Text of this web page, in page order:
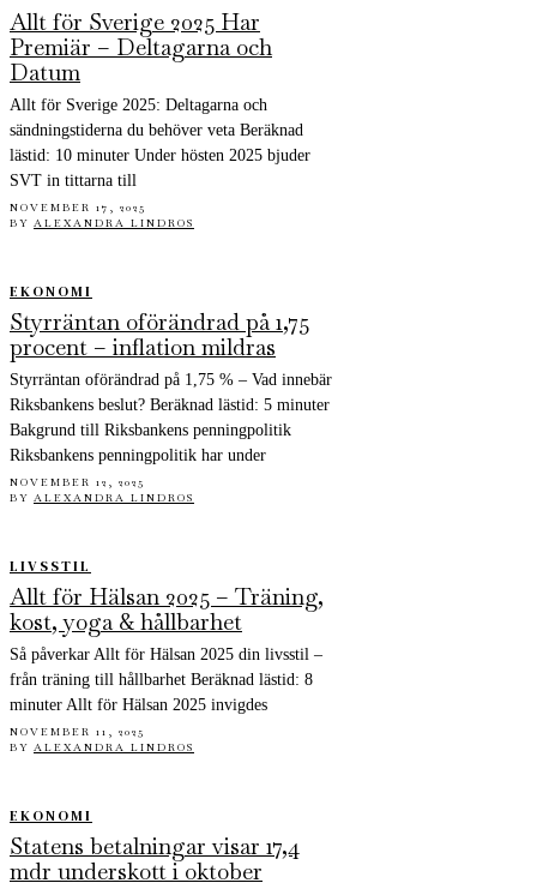
Allt för Sverige 2025 Har
Premiär – Deltagarna och
Datum
Allt för Sverige 2025: Deltagarna och
sändningstiderna du behöver veta Beräknad
lästid: 10 minuter Under hösten 2025 bjuder
SVT in tittarna till
NOVEMBER 17, 2025
BY ALEXANDRA LINDROS
EKONOMI
Styrräntan oförändrad på 1,75
procent – inflation mildras
Styrräntan oförändrad på 1,75 % – Vad innebär
Riksbankens beslut? Beräknad lästid: 5 minuter
Bakgrund till Riksbankens penningpolitik
Riksbankens penningpolitik har under
NOVEMBER 12, 2025
BY ALEXANDRA LINDROS
LIVSSTIL
Allt för Hälsan 2025 – Träning,
kost, yoga & hållbarhet
Så påverkar Allt för Hälsan 2025 din livsstil –
från träning till hållbarhet Beräknad lästid: 8
minuter Allt för Hälsan 2025 invigdes
NOVEMBER 11, 2025
BY ALEXANDRA LINDROS
EKONOMI
Statens betalningar visar 17,4
mdr underskott i oktober